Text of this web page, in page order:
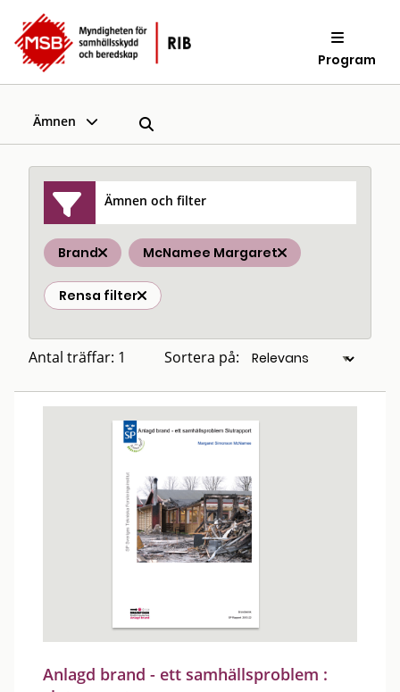
Program
Ämnen
Ämnen och filter
Brand McNamee Margaret
Rensa filter
Antal träffar: 1 Sortera på:
Anlagd brand - ett samhällsproblem :